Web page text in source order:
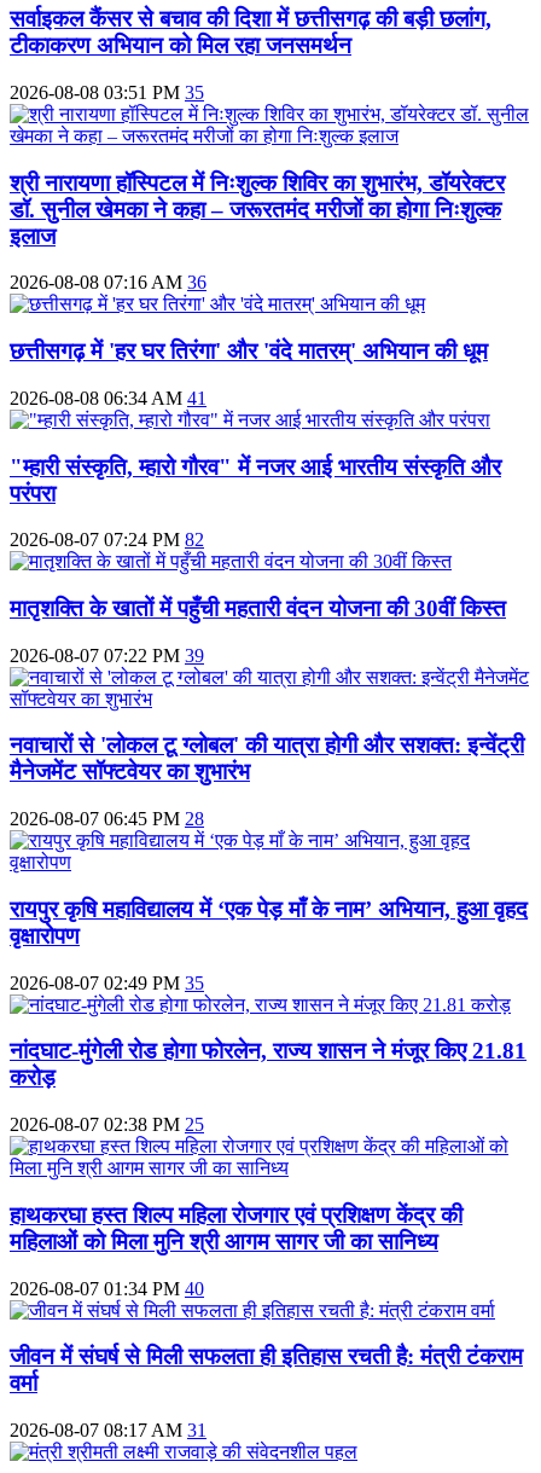
सर्वाइकल कैंसर से बचाव की दिशा में छत्तीसगढ़ की बड़ी छलांग,
टीकाकरण अभियान को मिल रहा जनसमर्थन
2026-08-08 03:51 PM 35
श्री नारायणा हॉस्पिटल में निःशुल्क शिविर का शुभारंभ, डॉयरेक्टर
डॉ. सुनील खेमका ने कहा – जरूरतमंद मरीजों का होगा निःशुल्क
इलाज
2026-08-08 07:16 AM 36
छत्तीसगढ़ में 'हर घर तिरंगा' और 'वंदे मातरम्' अभियान की धूम
2026-08-08 06:34 AM 41
"म्हारी संस्कृति, म्हारो गौरव" में नजर आई भारतीय संस्कृति और
परंपरा
2026-08-07 07:24 PM 82
मातृशक्ति के खातों में पहुँची महतारी वंदन योजना की 30वीं किस्त
2026-08-07 07:22 PM 39
नवाचारों से 'लोकल टू ग्लोबल' की यात्रा होगी और सशक्त: इन्वेंट्री
मैनेजमेंट सॉफ्टवेयर का शुभारंभ
2026-08-07 06:45 PM 28
रायपुर कृषि महाविद्यालय में ‘एक पेड़ माँ के नाम’ अभियान, हुआ वृहद
वृक्षारोपण
2026-08-07 02:49 PM 35
नांदघाट-मुंगेली रोड होगा फोरलेन, राज्य शासन ने मंजूर किए 21.81
करोड़
2026-08-07 02:38 PM 25
हाथकरघा हस्त शिल्प महिला रोजगार एवं प्रशिक्षण केंद्र की
महिलाओं को मिला मुनि श्री आगम सागर जी का सानिध्य
2026-08-07 01:34 PM 40
जीवन में संघर्ष से मिली सफलता ही इतिहास रचती है: मंत्री टंकराम
वर्मा
2026-08-07 08:17 AM 31